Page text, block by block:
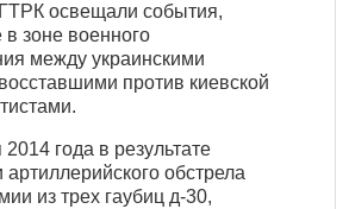
освещали события,
зоне военного
между украинскими
против киевской
года в результате
обстрела
из трех гаубиц д-30,